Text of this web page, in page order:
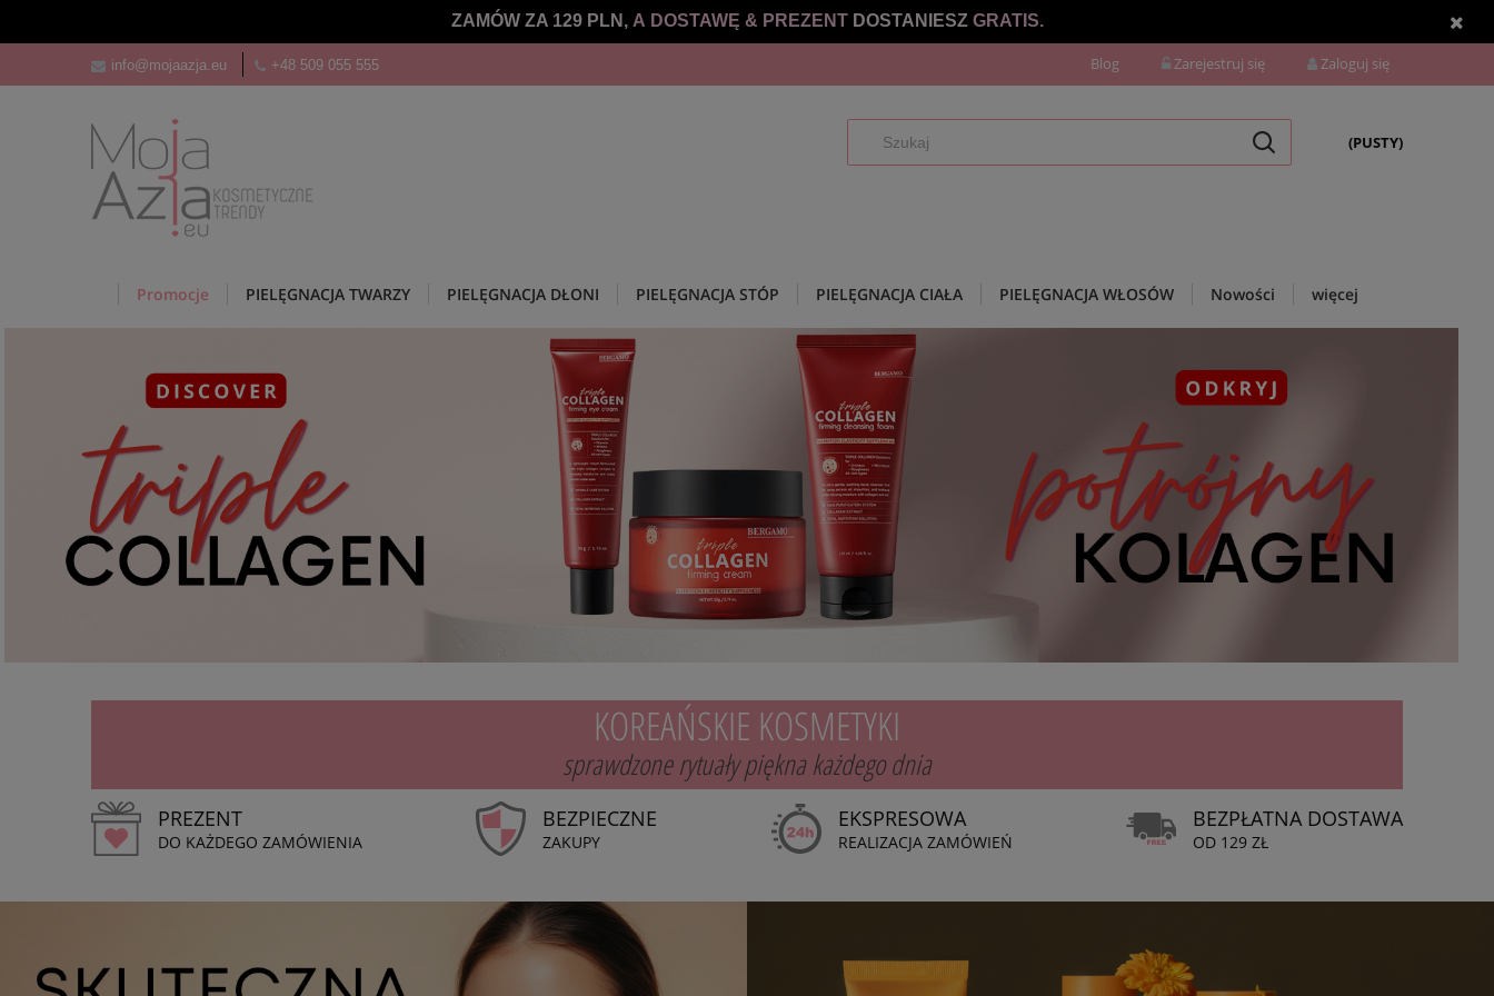
ZAMÓW ZA 129 PLN, A DOSTAWĘ & PREZENT DOSTANIESZ GRATIS.
info@mojaazja.eu +48 509 055 555 Blog Zarejestruj się Zaloguj się
(PUSTY)
Promocje PIELĘGNACJA TWARZY PIELĘGNACJA DŁONI PIELĘGNACJA STÓP PIELĘGNACJA CIAŁA PIELĘGNACJA WŁOSÓW Nowości więcej
KOREAŃSKIE KOSMETYKI
sprawdzone rytuały piękna każdego dnia
PREZENT
DO KAŻDEGO ZAMÓWIENIA
BEZPIECZNE
ZAKUPY
EKSPRESOWA
REALIZACJA ZAMÓWIEŃ
BEZPŁATNA DOSTAWA
OD 129 ZŁ